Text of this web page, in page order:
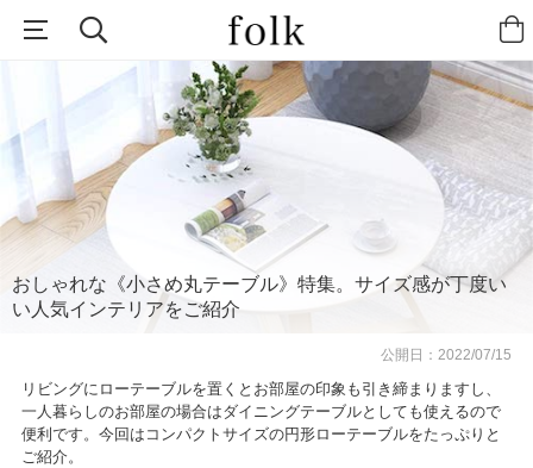
おしゃれな《小さめ丸テーブル》特集。サイズ感が丁度い
い人気インテリアをご紹介
公開日：2022/07/15
リビングにローテーブルを置くとお部屋の印象も引き締まりますし、
一人暮らしのお部屋の場合はダイニングテーブルとしても使えるので
便利です。今回はコンパクトサイズの円形ローテーブルをたっぷりと
ご紹介。